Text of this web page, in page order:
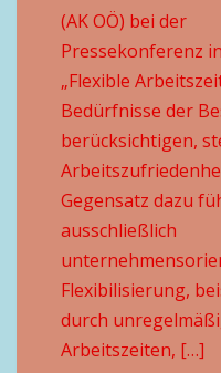
(AK OÖ) bei der
Pressekonferenz
„Flexible
Bedürfnisse der
berücksichtigen,
Gegensatz dazu
ausschließlich
Flexibilisierung,
durch
Arbeitszeiten, […]